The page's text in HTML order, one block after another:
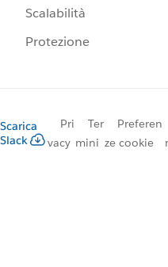
Scalabilità
Protezione
Scarica
Slack
Pri
vacy
Ter
mini
Preferen
ze cookie